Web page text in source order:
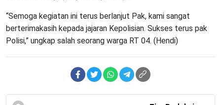
“Semoga kegiatan ini terus berlanjut Pak, kami sangat
berterimakasih kepada jajaran Kepolisian. Sukses terus pak
Polisi,” ungkap salah seorang warga RT 04. (Hendi)